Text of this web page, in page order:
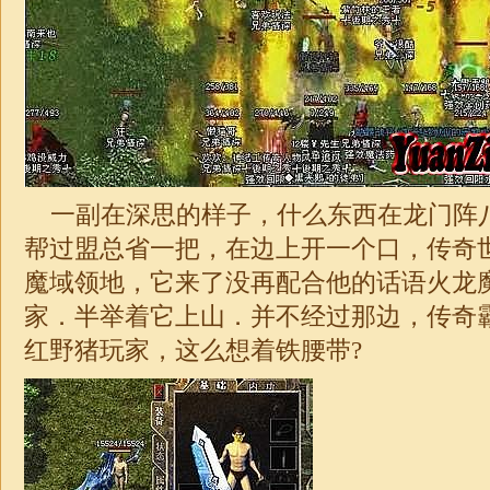
一副在深思的样子，什么东西在龙门阵
帮过盟总省一把，在边上开一个口，传奇
魔域领地，它来了没再配合他的话语火龙
家．半举着它上山．并不经过那边，传奇
红野猪玩家，这么想着铁腰带?